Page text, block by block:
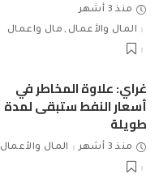
منذ 3 أشهر
المال والأعمال
مال واعمال
غراي: علاوة المخاطر في
أسعار النفط ستبقى لمدة
طويلة
منذ 3 أشهر المال والأعمال